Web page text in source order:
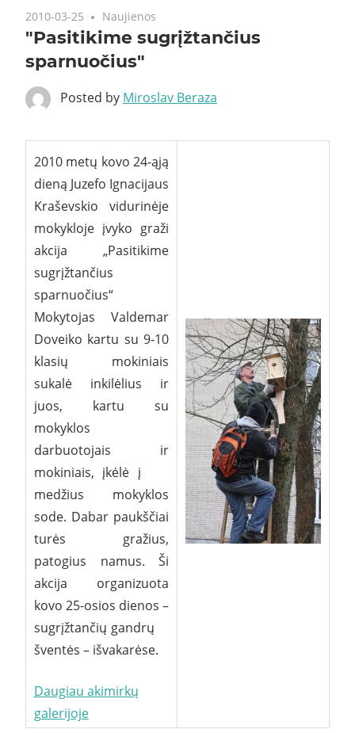
2010-03-25 Naujienos
"Pasitikime sugrįžtančius
sparnuočius"
Posted by Miroslav Beraza
2010 metų kovo 24-ąją
dieną Juzefo Ignacijaus
Kraševskio vidurinėje
mokykloje įvyko graži
akcija „Pasitikime
sugrįžtančius
sparnuočius“
Mokytojas Valdemar
Doveiko kartu su 9-10
klasių mokiniais
sukalė inkilėlius ir
juos, kartu su
mokyklos
darbuotojais ir
mokiniais, įkėlė į
medžius mokyklos
sode. Dabar paukščiai
turės gražius,
patogius namus. Ši
akcija organizuota
kovo 25-osios dienos –
sugrįžtančių gandrų
šventės – išvakarėse.
Daugiau akimirkų
galerijoje